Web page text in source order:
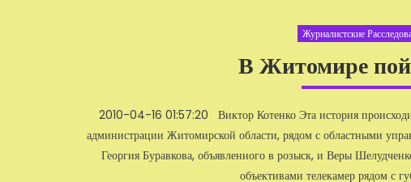
Журналистские
В Житомире
2010-04-16 01:57:20 Виктор Котенко Эта история
администрации Житомирской области, рядом с областными
Георгия Буравкова, объявленного в розыск, и Веры
объективами телекамер рядом с